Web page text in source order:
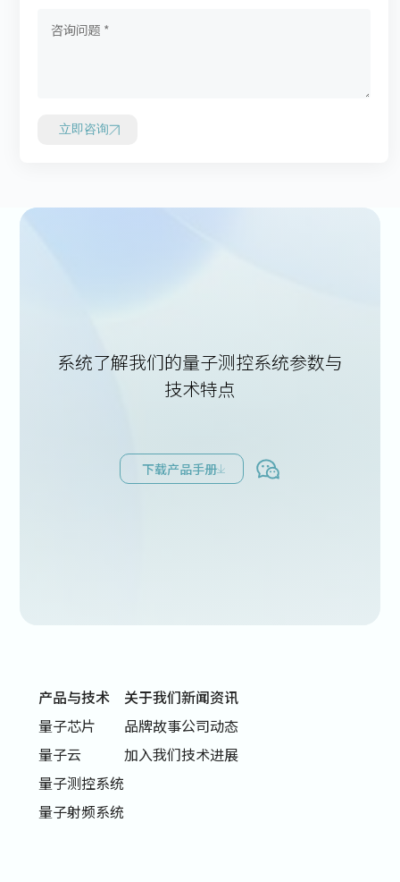
立即咨询
系统了解我们的量子测控系统参数与
技术特点
下载产品手册
产品与技术
量子芯片
量子云
量子测控系统
量子射频系统
关于我们
品牌故事
加入我们
新闻资讯
公司动态
技术进展